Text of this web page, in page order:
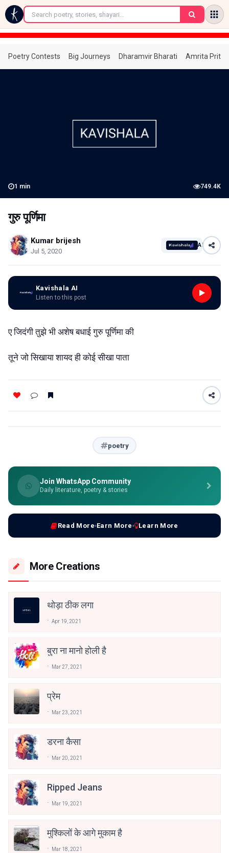
←
Poetry Contests Big Journeys Dharamvir Bharati Amrita
1 min 749.4K
गुरु पूर्णिमा
Kumar brijesh
Jul 5, 2020
AI
Kavishala AI
Listen to this post
ए जिदंगी तुझे भी अशेष बधाई गुरु पूर्णिमा की
तूने जो सिखाया शायद ही कोई सीखा पाता
poetry
Join WhatsApp Community
Daily literature, poetry & stories
Read More Earn More Learn More
More Creations
थोड़ा ठीक लगा
Apr 19, 2021
बुरा ना मानो होली है
Mar 27, 2021
प्रेम
Mar 23, 2021
डरना कैसा
Mar 20, 2021
Ripped Jeans
Mar 19, 2021
मुश्किलों के आगे मुकाम है
Mar 18, 2021